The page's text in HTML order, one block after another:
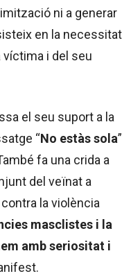
ni a generar
en la necessitat
víctima i del seu
el seu suport a la
“No estàs sola”
fa una crida a
del veïnat a
la violència
masclistes i la
amb seriositat i